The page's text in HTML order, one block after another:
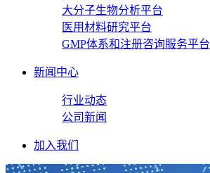
大分子生物分析平台
医用材料研究平台
GMP体系和注册咨询服务平台
新闻中心
行业动态
公司新闻
加入我们